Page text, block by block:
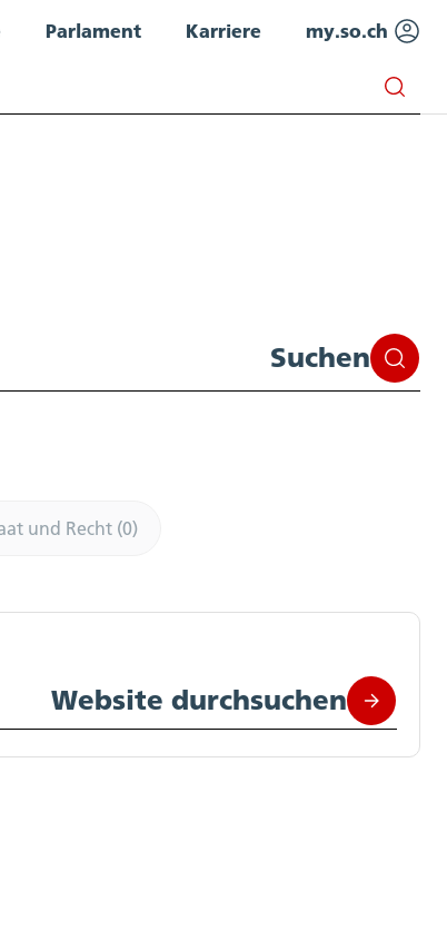
Parlament Karriere my.so.ch
Suchen
und Recht (0)
Website durchsuchen